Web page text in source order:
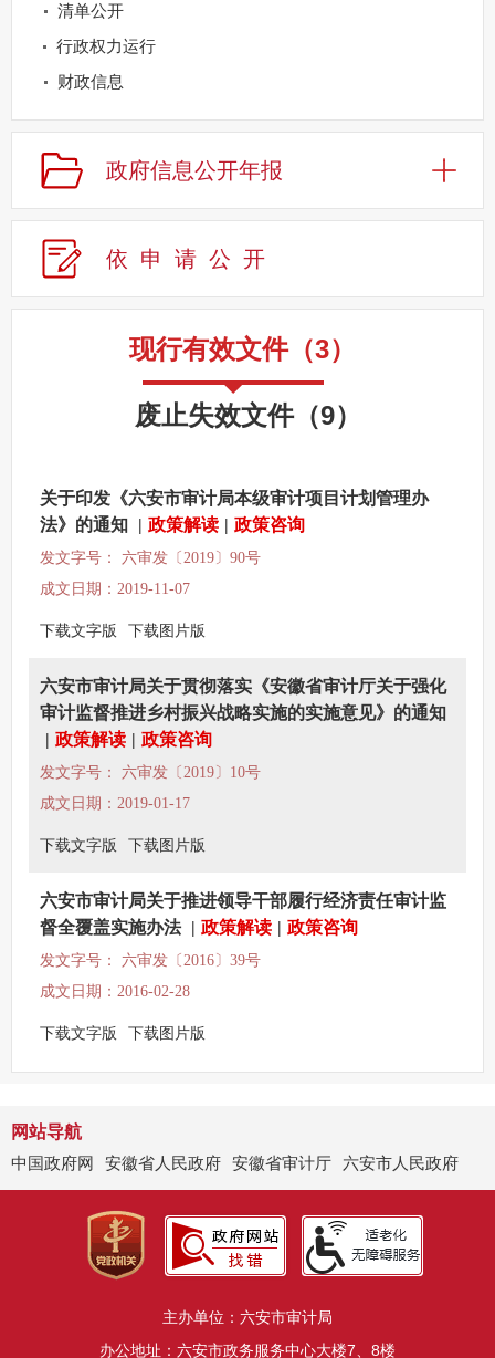
清单公开
行政权力运行
财政信息
重点领域公开
规划信息
建议提案办理
公务员及事业单位招录
应急管理
回应关切
其他法定信息
政府信息公开年报
依申请公 开
现行有效文件（3）
废止失效文件（9）
关于印发《六安市审计局本级审计项目计划管理办
法》的通知 | 政策解读 | 政策咨询
发文字号： 六审发〔2019〕90号
成文日期：2019-11-07
下载文字版 下载图片版
六安市审计局关于贯彻落实《安徽省审计厅关于强化
审计监督推进乡村振兴战略实施的实施意见》的通知
| 政策解读 | 政策咨询
发文字号： 六审发〔2019〕10号
成文日期：2019-01-17
下载文字版 下载图片版
六安市审计局关于推进领导干部履行经济责任审计监
督全覆盖实施办法 | 政策解读 | 政策咨询
发文字号： 六审发〔2016〕39号
成文日期：2016-02-28
下载文字版 下载图片版
网站导航
中国政府网
安徽省人民政府 安徽省审计厅 六安市人民政府
主办单位：六安市审计局
办公地址：六安市政务服务中心大楼7、8楼